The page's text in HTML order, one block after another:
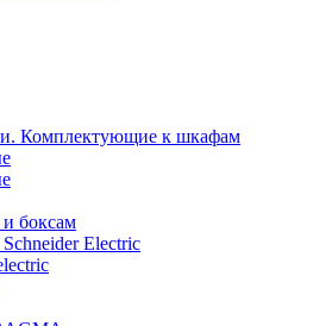
Комплектующие к шкафам
боксам
Electric